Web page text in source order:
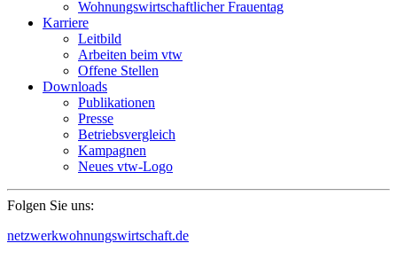
Wohnungswirtschaftlicher Frauentag
Karriere
Leitbild
Arbeiten beim vtw
Offene Stellen
Downloads
Publikationen
Presse
Betriebsvergleich
Kampagnen
Neues vtw-Logo
Folgen Sie uns:
netzwerkwohnungswirtschaft.de